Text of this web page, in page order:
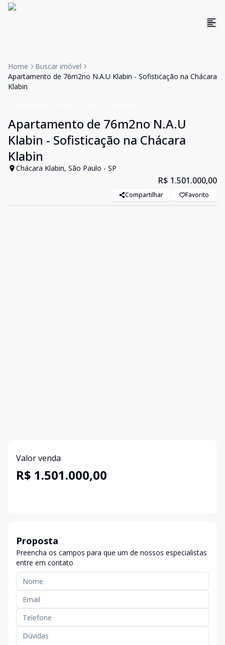
Home
Buscar imóvel
Apartamento de 76m2no N.A.U Klabin - Sofisticação na Chácara
Klabin
Apartamento de 76m2no N.A.U
Klabin - Sofisticação na Chácara
Klabin
Chácara Klabin, São Paulo - SP
R$ 1.501.000,00
Compartilhar Favorito
Valor venda
R$ 1.501.000,00
Proposta
Preencha os campos para que um de nossos especialistas
entre em contato